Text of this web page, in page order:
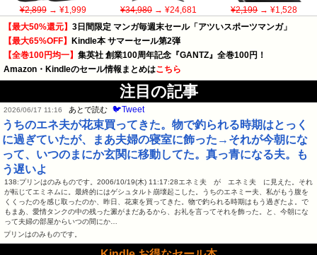
¥2,899→ ¥1,999 ¥34,980→ ¥24,681 ¥2,199→ ¥1,528
【最大50%還元】 3日間限定 マンガ毎週末セール「アツいスポーツマンガ」
【最大65%OFF】 Kindle本 サマーセール第2弾
【全巻100円均一】 集英社 創業100周年記念『GANTZ』全巻100円！
Amazon・Kindleのセール情報まとめはこちら
注目の記事
2026/06/17 11:16 あとで読む 🐦Tweet
うちのエネ夫が花束買ってきた。物で釣られる時期はとっく
に過ぎていたが、まあ夫婦の寝室に飾った→それが今朝にな
って、いつのまにか玄関に移動してた。真っ青になる夫。も
う遅いよ
138:プリンはのみものです。2006/10/19(木) 11:17:28エネミ夫 が エネミ夫 に見えた。それ
が転じてエミネムに。最終的にはゲシュタルト崩壊起こした。うちのエネミー夫、私がもう腹を
くくったのを感じ取ったのか、昨日、花束を買ってきた。物で釣られる時期はもう過ぎたよ。で
もまあ、愛情タンクの中の残った澱がまだあるから、お礼を言ってそれを飾った。と、今朝にな
って夫婦の部屋からいつの間にか…
プリンはのみものです。